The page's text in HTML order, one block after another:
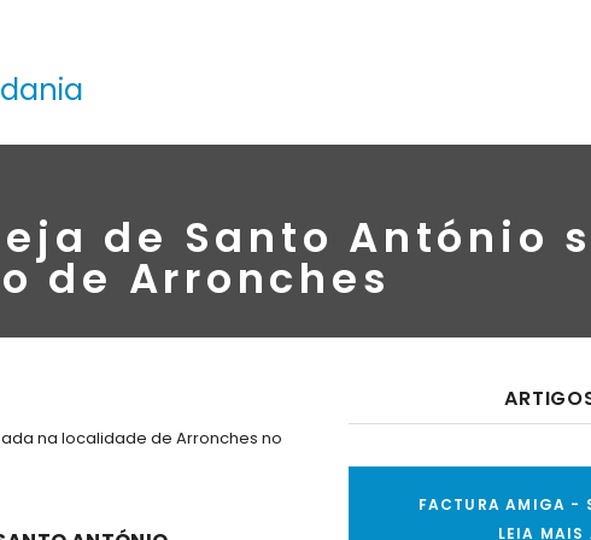
de Santo António
de Arronches
na localidade de Arronches no
FACTURA AMIGA -
LEIA MAIS